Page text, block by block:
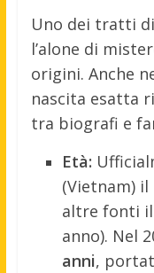
Uno dei tratti
l’alone di
origini. Anche
nascita esatta
tra biografi e
Età:
(Vietnam) il
altre fonti il
anno). Nel
anni,